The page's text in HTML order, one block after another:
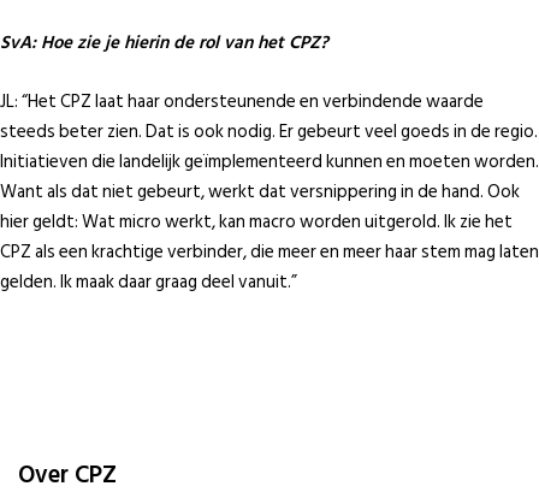
SvA: Hoe zie je hierin de rol van het CPZ?
JL: “Het CPZ laat haar ondersteunende en verbindende waarde
steeds beter zien. Dat is ook nodig. Er gebeurt veel goeds in de regio.
Initiatieven die landelijk geïmplementeerd kunnen en moeten worden.
Want als dat niet gebeurt, werkt dat versnippering in de hand. Ook
hier geldt: Wat micro werkt, kan macro worden uitgerold. Ik zie het
CPZ als een krachtige verbinder, die meer en meer haar stem mag laten
gelden. Ik maak daar graag deel vanuit.”
Over CPZ